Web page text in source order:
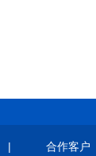
| 合作客户